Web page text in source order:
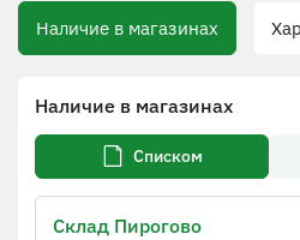
в магазинах
Наличие в магазинах
Списком
Склад Пирогово